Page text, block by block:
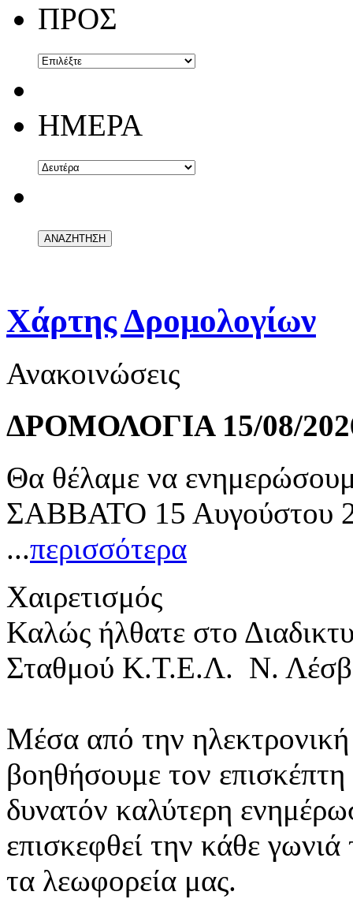
ΠΡΟΣ
ΗΜΕΡΑ
Χάρτης Δρομολογίων
Ανακοινώσεις
ΔΡΟΜΟΛΟΓΙΑ 15/08/
Θα θέλαμε να
ΣΑΒΒΑΤΟ 15 Αυγούστου
...περισσότερα
Χαιρετισμός
Καλώς ήλθατε στο
Σταθμού Κ.Τ.Ε.Λ. Ν.
Μέσα από την ηλεκτρονική
βοηθήσουμε τον
δυνατόν καλύτερη
επισκεφθεί την κάθε
τα λεωφορεία μας.